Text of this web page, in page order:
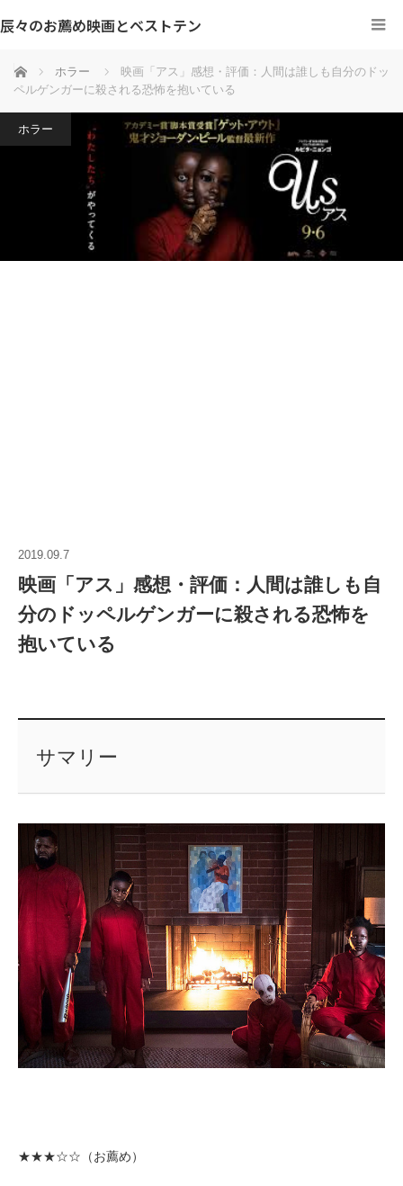
辰々のお薦め映画とベストテン
ホーム ホラー
映画「アス」感想・評価：人間は誰しも自分のドッ
ペルゲンガーに殺される恐怖を抱いている
ホラー
2019.09.7
映画「アス」感想・評価：人間は誰しも自
分のドッペルゲンガーに殺される恐怖を
抱いている
サマリー
★★★☆☆（お薦め）